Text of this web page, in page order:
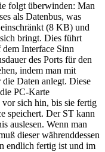
folgt überwinden: Man
als Datenbus, was
(8 KB) und
bringt. Dies führt
Interface Sinn
des Ports für den
indem man mit
Daten anlegt. Diese
PC-Karte
vor sich hin, bis sie fertig
speichert. Der ST kann
auslesen. Wenn man
dieser währenddessen
endlich fertig ist und im